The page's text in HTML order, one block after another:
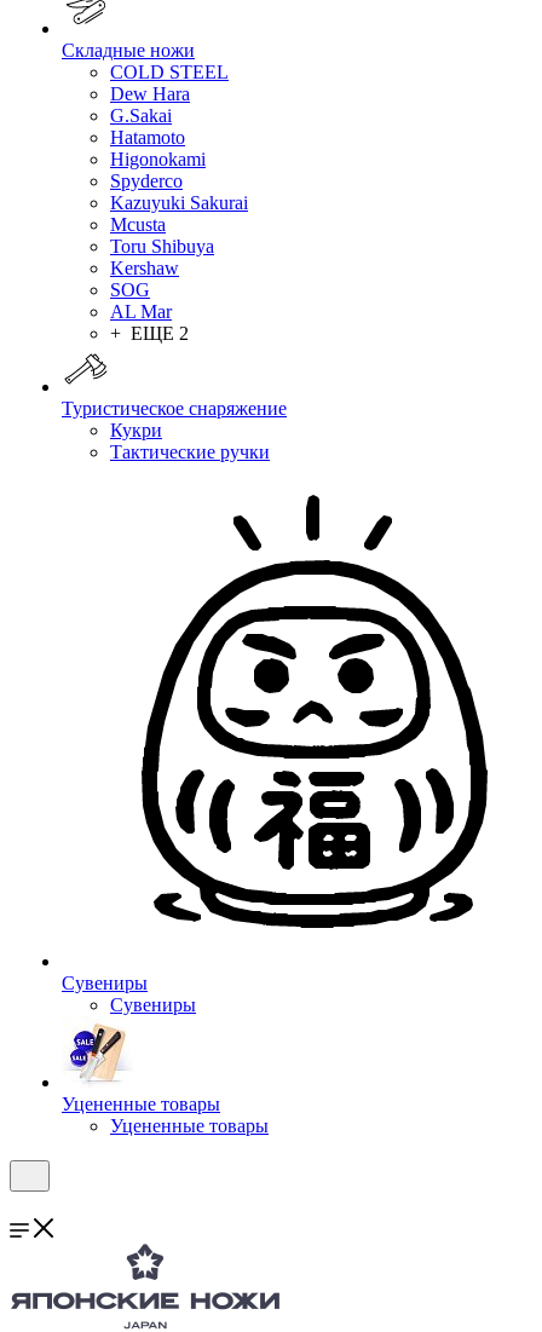
Складные ножи
COLD STEEL
Dew Hara
G.Sakai
Hatamoto
Higonokami
Spyderco
Kazuyuki Sakurai
Mcusta
Toru Shibuya
Kershaw
SOG
AL Mar
+ ЕЩЕ 2
Туристическое снаряжение
Кукри
Тактические ручки
Сувениры
Сувениры
Уцененные товары
Уцененные товары